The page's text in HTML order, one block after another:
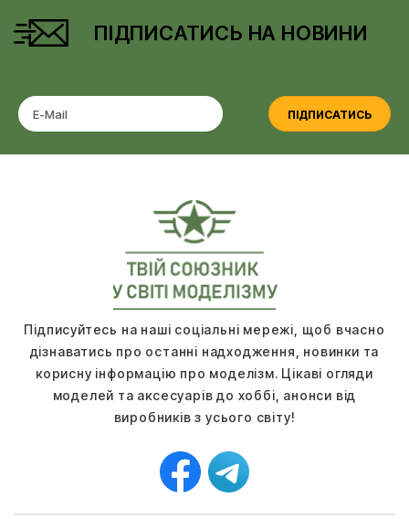
ПІДПИСАТИСЬ НА НОВИНИ
ПІДПИСАТИСЬ
Підписуйтесь на наші соціальні мережі, щоб вчасно
дізнаватись про останні надходження, новинки та
корисну інформацію про моделізм. Цікаві огляди
моделей та аксесуарів до хоббі, анонси від
виробників з усього світу!